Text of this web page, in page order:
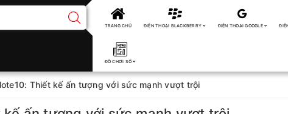
TRANG CHỦ ĐIỆN THOẠI BLACKBERRY ĐIỆN THOẠI GOOGLE
ĐỒ CHƠI SỐ
Thiết kế ấn tượng với sức mạnh vượt trội